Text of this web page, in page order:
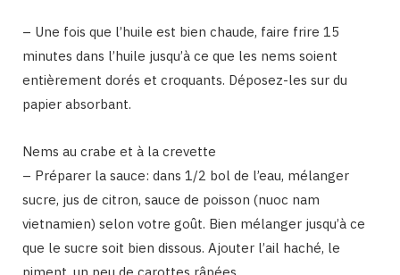
– Une fois que l’huile est bien chaude, faire frire 15
minutes dans l’huile jusqu’à ce que les nems soient
entièrement dorés et croquants. Déposez-les sur du
papier absorbant.
Nems au crabe et à la crevette
– Préparer la sauce: dans 1/2 bol de l’eau, mélanger
sucre, jus de citron, sauce de poisson (nuoc nam
vietnamien) selon votre goût. Bien mélanger jusqu’à ce
que le sucre soit bien dissous. Ajouter l’ail haché, le
piment, un peu de carottes râpées.